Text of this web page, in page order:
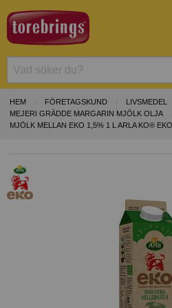
HEM FÖRETAGSKUND
LIVSMEDEL
MEJERI GRÄDDE MARGARIN MJÖLK OLJA
MJÖLK MELLAN EKO 1,5% 1 L ARLA KO® EKO